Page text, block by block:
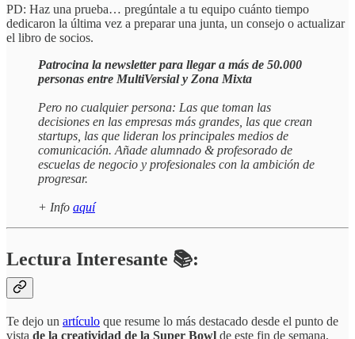
PD: Haz una prueba… pregúntale a tu equipo cuánto tiempo
dedicaron la última vez a preparar una junta, un consejo o actualizar
el libro de socios.
Patrocina la newsletter para llegar a más de 50.000
personas entre MultiVersial y Zona Mixta
Pero no cualquier persona: Las que toman las
decisiones en las empresas más grandes, las que crean
startups, las que lideran los principales medios de
comunicación. Añade alumnado & profesorado de
escuelas de negocio y profesionales con la ambición de
progresar.
+ Info aquí
Lectura Interesante 📚:
Te dejo un artículo que resume lo más destacado desde el punto de
vista de la creatividad de la Super Bowl de este fin de semana,